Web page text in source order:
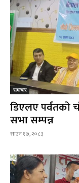
समाचार
डिएलए पर्वतको
सभा सम्पन्न
साउन १७, २०८३